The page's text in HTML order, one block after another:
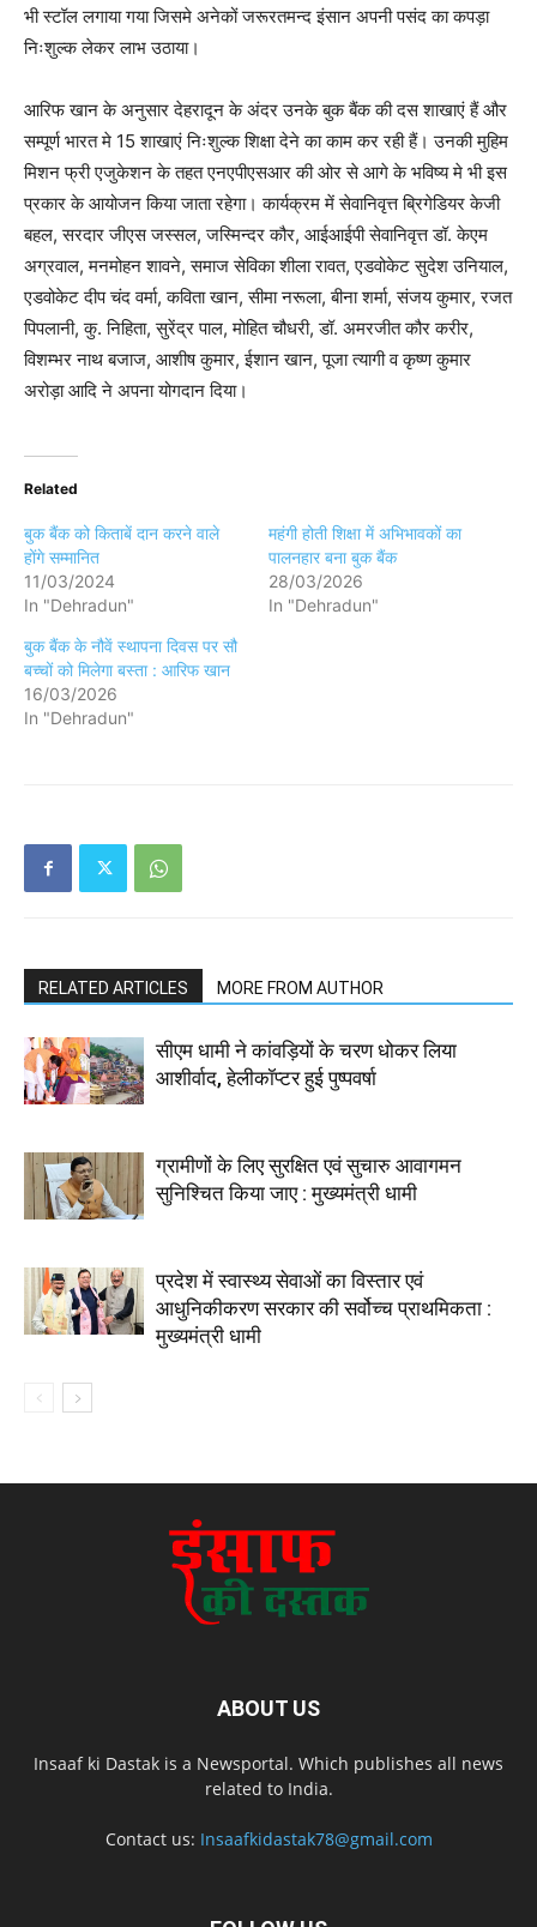
भी स्टॉल लगाया गया जिसमे अनेकों जरूरतमन्द इंसान अपनी पसंद का कपड़ा
निःशुल्क लेकर लाभ उठाया।
आरिफ खान के अनुसार देहरादून के अंदर उनके बुक बैंक की दस शाखाएं हैं और
सम्पूर्ण भारत मे 15 शाखाएं निःशुल्क शिक्षा देने का काम कर रही हैं। उनकी मुहिम
मिशन फ्री एजुकेशन के तहत एनएपीएसआर की ओर से आगे के भविष्य मे भी इस
प्रकार के आयोजन किया जाता रहेगा। कार्यक्रम में सेवानिवृत्त ब्रिगेडियर केजी
बहल, सरदार जीएस जस्सल, जस्मिन्दर कौर, आईआईपी सेवानिवृत्त डॉ. केएम
अग्रवाल, मनमोहन शावने, समाज सेविका शीला रावत, एडवोकेट सुदेश उनियाल,
एडवोकेट दीप चंद वर्मा, कविता खान, सीमा नरूला, बीना शर्मा, संजय कुमार, रजत
पिपलानी, कु. निहिता, सुरेंद्र पाल, मोहित चौधरी, डॉ. अमरजीत कौर करीर,
विशम्भर नाथ बजाज, आशीष कुमार, ईशान खान, पूजा त्यागी व कृष्ण कुमार
अरोड़ा आदि ने अपना योगदान दिया।
Related
बुक बैंक को किताबें दान करने वाले
होंगे सम्मानित
11/03/2024
In "Dehradun"
महंगी होती शिक्षा में अभिभावकों का
पालनहार बना बुक बैंक
28/03/2026
In "Dehradun"
बुक बैंक के नौवें स्थापना दिवस पर सौ
बच्चों को मिलेगा बस्ता : आरिफ खान
16/03/2026
In "Dehradun"
RELATED ARTICLES MORE FROM AUTHOR
सीएम धामी ने कांवड़ियों के चरण धोकर लिया
आशीर्वाद, हेलीकॉप्टर हुई पुष्पवर्षा
ग्रामीणों के लिए सुरक्षित एवं सुचारु आवागमन
सुनिश्चित किया जाए : मुख्यमंत्री धामी
प्रदेश में स्वास्थ्य सेवाओं का विस्तार एवं
आधुनिकीकरण सरकार की सर्वोच्च प्राथमिकता :
मुख्यमंत्री धामी
ABOUT US
Insaaf ki Dastak is a Newsportal. Which publishes all news
related to India.
Contact us: Insaafkidastak78@gmail.com